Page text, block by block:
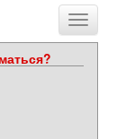
Toggle